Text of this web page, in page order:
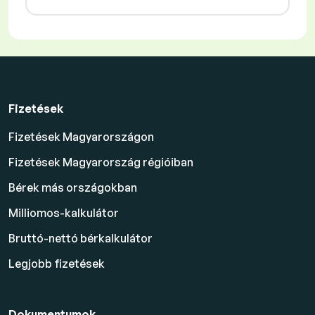
Fizetések
Fizetések Magyarországon
Fizetések Magyarország régióiban
Bérek más országokban
Milliomos-kalkulátor
Bruttó-nettó bérkalkulátor
Legjobb fizetések